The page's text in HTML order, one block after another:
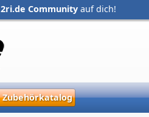
2ri.de Community auf dich!
Zubehörkatalog